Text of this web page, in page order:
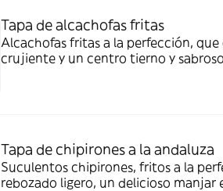
Tapa de alcachofas fritas
Alcachofas fritas a la perfección,
crujiente y un centro tierno y
Tapa de chipirones a la andaluza
Suculentos chipirones, fritos a la
rebozado ligero, un delicioso manjar